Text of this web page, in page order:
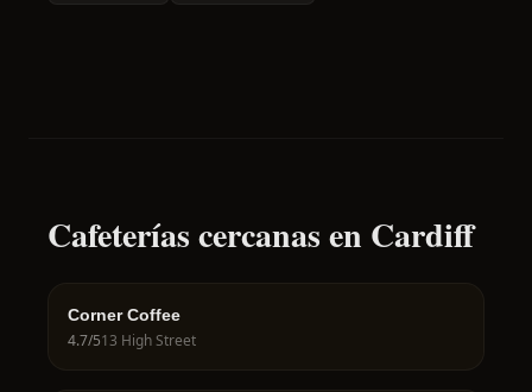
Cafeterías cercanas en Cardiff
Corner Coffee
4.7/513 High Street